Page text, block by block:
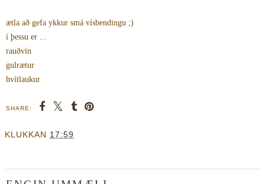
ætla að gefa ykkur smá vísbendingu ;)
í þessu er ...
rauðvín
gulrætur
hvítlaukur
SHARE:
KLUKKAN 17:59